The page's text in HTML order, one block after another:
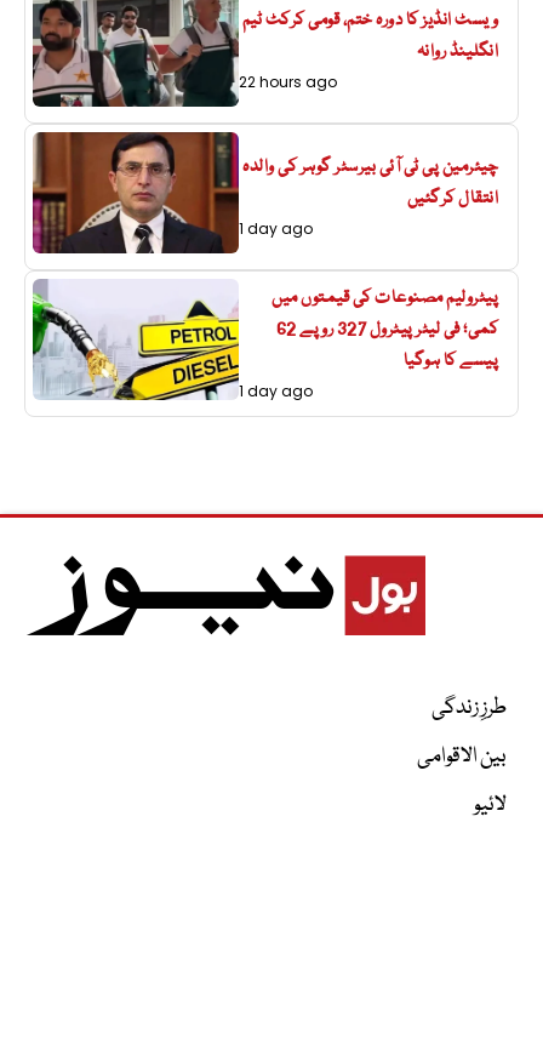
ویسٹ انڈیز کا دورہ ختم، قومی کرکٹ ٹیم
انگلینڈ روانہ
22 hours ago
چیئرمین پی ٹی آئی بیرسٹر گوہر کی والدہ
انتقال کرگئیں
1 day ago
پیٹرولیم مصنوعات کی قیمتوں میں
کمی؛ فی لیٹر پیٹرول 327 روپے 62
پیسے کا ہوگیا
1 day ago
طرزِ زندگی
بین الاقوامی
لائیو